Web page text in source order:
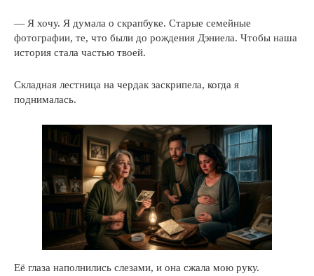
— Я хочу. Я думала о скрапбуке. Старые семейные
фотографии, те, что были до рождения Дэниела. Чтобы наша
история стала частью твоей.
Складная лестница на чердак заскрипела, когда я
поднималась.
Её глаза наполнились слезами, и она сжала мою руку.